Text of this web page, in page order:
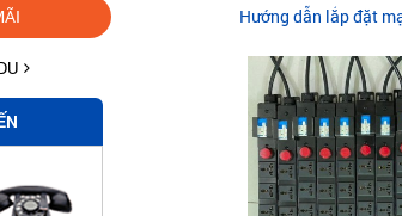
Hướng dẫn lắp đặt mạng Wifi cho